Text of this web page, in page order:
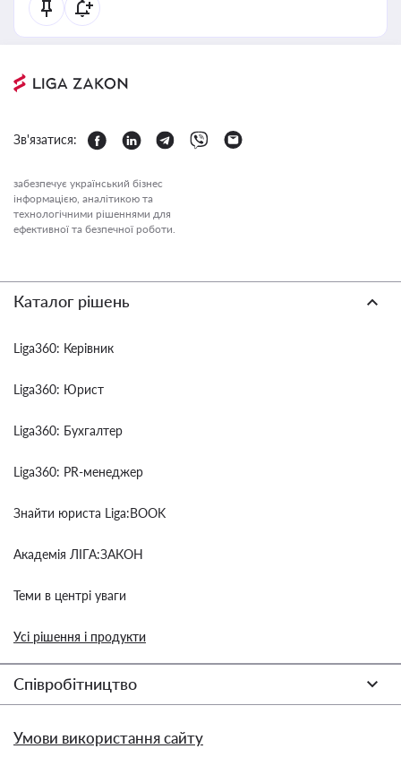
Зв'язатися:
забезпечує український бізнес
інформацією, аналітикою та
технологічними рішеннями для
ефективної та безпечної роботи.
Каталог рішень
Liga360: Керівник
Liga360: Юрист
Liga360: Бухгалтер
Liga360: PR-менеджер
Знайти юриста Liga:BOOK
Академія ЛІГА:ЗАКОН
Теми в центрі уваги
Усі рішення і продукти
Співробітництво
Умови використання сайту